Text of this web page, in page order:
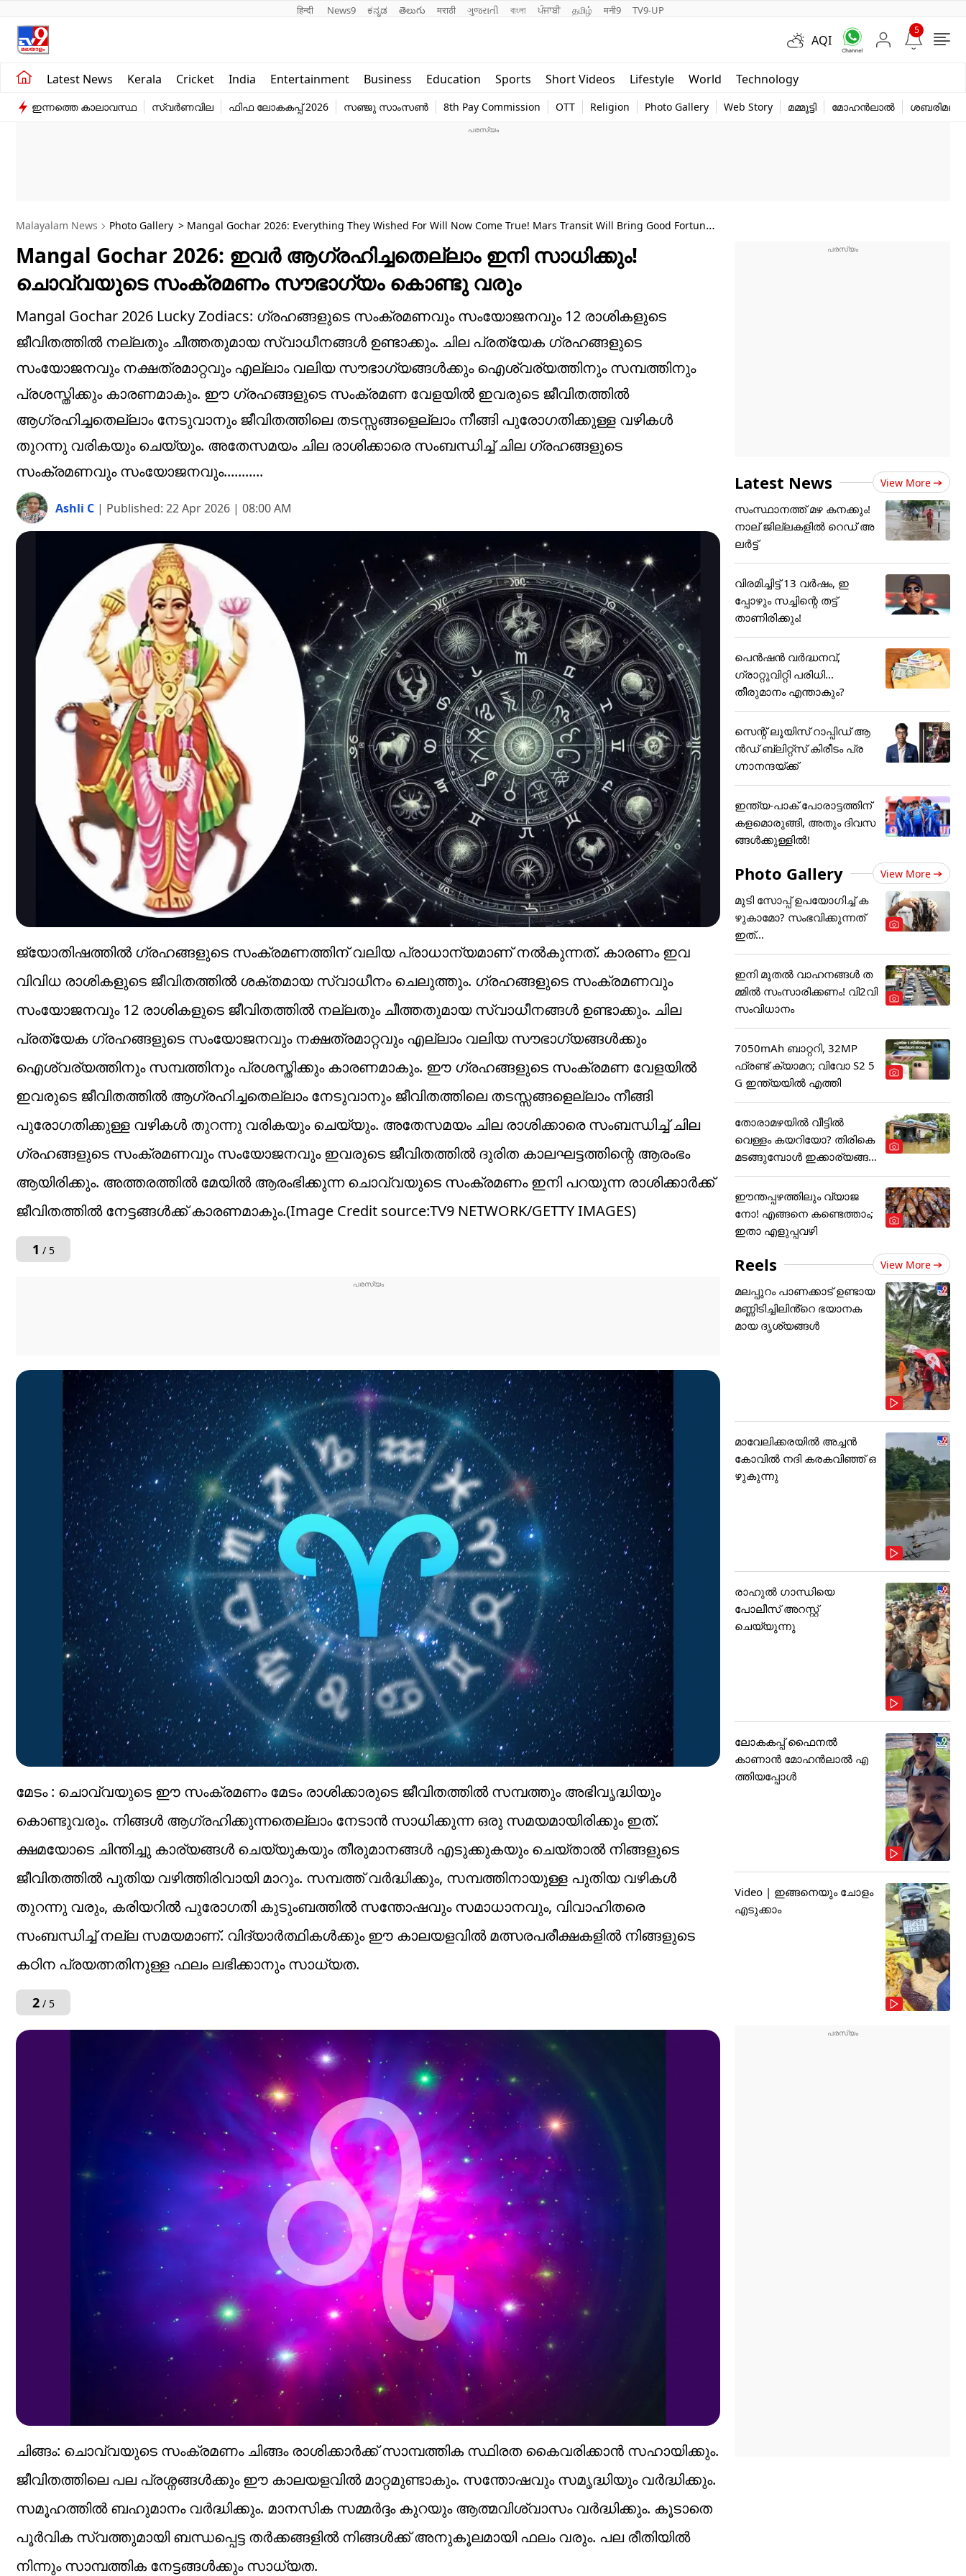
हिन्दी News9 ಕನ್ನಡ తెలుగు मराठी ગુજરાતી বাংলা ਪੰਜਾਬੀ தமிழ் मनी9 TV9-UP
AQI
5
Latest News Kerala Cricket India Entertainment Business Education Sports Short Videos Lifestyle World Technology
Kerala
India
Education
world
Web Story
ഇന്നത്തെ കാലാവസ്ഥ സ്വർണവില ഫിഫ ലോകകപ്പ് 2026 സഞ്ജു സാംസൺ 8th Pay Commission OTT Religion Photo Gallery Web Story മമ്മൂട്ടി മോഹൻലാൽ ശബരിമല
Malayalam News Photo Gallery > Mangal Gochar 2026: Everything They Wished For Will Now Come True! Mars Transit Will Bring Good Fortune
To These Zodiacs
Mangal Gochar 2026: ഇവർ ആ​ഗ്രഹിച്ചതെല്ലാം ഇനി സാധിക്കും!
ചൊവ്വയുടെ സംക്രമണം സൗഭാ​ഗ്യം കൊണ്ടു വരും
Mangal Gochar 2026 Lucky Zodiacs: ഗ്രഹങ്ങളുടെ സംക്രമണവും സംയോജനവും 12 രാശികളുടെ
ജീവിതത്തിൽ നല്ലതും ചീത്തതുമായ സ്വാധീനങ്ങൾ ഉണ്ടാക്കും. ചില പ്രത്യേക ഗ്രഹങ്ങളുടെ
സംയോജനവും നക്ഷത്രമാറ്റവും എല്ലാം വലിയ സൗഭാഗ്യങ്ങൾക്കും ഐശ്വര്യത്തിനും സമ്പത്തിനും
പ്രശസ്തിക്കും കാരണമാകും. ഈ ഗ്രഹങ്ങളുടെ സംക്രമണ വേളയിൽ ഇവരുടെ ജീവിതത്തിൽ
ആഗ്രഹിച്ചതെല്ലാം നേടുവാനും ജീവിതത്തിലെ തടസ്സങ്ങളെല്ലാം നീങ്ങി പുരോഗതിക്കുള്ള വഴികൾ
തുറന്നു വരികയും ചെയ്യും. അതേസമയം ചില രാശിക്കാരെ സംബന്ധിച്ച് ചില ഗ്രഹങ്ങളുടെ
സംക്രമണവും സംയോജനവും...........
Ashli C | Published: 22 Apr 2026 | 08:00 AM
ജ്യോതിഷത്തിൽ ഗ്രഹങ്ങളുടെ സംക്രമണത്തിന് വലിയ പ്രാധാന്യമാണ് നൽകുന്നത്. കാരണം ഇവ
വിവിധ രാശികളുടെ ജീവിതത്തിൽ ശക്തമായ സ്വാധീനം ചെലുത്തും. ഗ്രഹങ്ങളുടെ സംക്രമണവും
സംയോജനവും 12 രാശികളുടെ ജീവിതത്തിൽ നല്ലതും ചീത്തതുമായ സ്വാധീനങ്ങൾ ഉണ്ടാക്കും. ചില
പ്രത്യേക ഗ്രഹങ്ങളുടെ സംയോജനവും നക്ഷത്രമാറ്റവും എല്ലാം വലിയ സൗഭാഗ്യങ്ങൾക്കും
ഐശ്വര്യത്തിനും സമ്പത്തിനും പ്രശസ്തിക്കും കാരണമാകും. ഈ ഗ്രഹങ്ങളുടെ സംക്രമണ വേളയിൽ
ഇവരുടെ ജീവിതത്തിൽ ആഗ്രഹിച്ചതെല്ലാം നേടുവാനും ജീവിതത്തിലെ തടസ്സങ്ങളെല്ലാം നീങ്ങി
പുരോഗതിക്കുള്ള വഴികൾ തുറന്നു വരികയും ചെയ്യും. അതേസമയം ചില രാശിക്കാരെ സംബന്ധിച്ച് ചില
ഗ്രഹങ്ങളുടെ സംക്രമണവും സംയോജനവും ഇവരുടെ ജീവിതത്തിൽ ദുരിത കാലഘട്ടത്തിന്റെ ആരംഭം
ആയിരിക്കും. അത്തരത്തിൽ മേയിൽ ആരംഭിക്കുന്ന ചൊവ്വയുടെ സംക്രമണം ഇനി പറയുന്ന രാശിക്കാർക്ക്
ജീവിതത്തിൽ നേട്ടങ്ങൾക്ക് കാരണമാകും.(Image Credit source:TV9 NETWORK/GETTY IMAGES)
1 / 5
മേടം : ചൊവ്വയുടെ ഈ സംക്രമണം മേടം രാശിക്കാരുടെ ജീവിതത്തിൽ സമ്പത്തും അഭിവൃദ്ധിയും
കൊണ്ടുവരും. നിങ്ങൾ ആഗ്രഹിക്കുന്നതെല്ലാം നേടാൻ സാധിക്കുന്ന ഒരു സമയമായിരിക്കും ഇത്.
ക്ഷമയോടെ ചിന്തിച്ചു കാര്യങ്ങൾ ചെയ്യുകയും തീരുമാനങ്ങൾ എടുക്കുകയും ചെയ്താൽ നിങ്ങളുടെ
ജീവിതത്തിൽ പുതിയ വഴിത്തിരിവായി മാറും. സമ്പത്ത് വർദ്ധിക്കും, സമ്പത്തിനായുള്ള പുതിയ വഴികൾ
തുറന്നു വരും, കരിയറിൽ പുരോഗതി കുടുംബത്തിൽ സന്തോഷവും സമാധാനവും, വിവാഹിതരെ
സംബന്ധിച്ച് നല്ല സമയമാണ്. വിദ്യാർത്ഥികൾക്കും ഈ കാലയളവിൽ മത്സരപരീക്ഷകളിൽ നിങ്ങളുടെ
കഠിന പ്രയത്നതിനുള്ള ഫലം ലഭിക്കാനും സാധ്യത.
2/ 5
ചിങ്ങം: ചൊവ്വയുടെ സംക്രമണം ചിങ്ങം രാശിക്കാർക്ക് സാമ്പത്തിക സ്ഥിരത കൈവരിക്കാൻ സഹായിക്കും.
ജീവിതത്തിലെ പല പ്രശ്നങ്ങൾക്കും ഈ കാലയളവിൽ മാറ്റമുണ്ടാകും. സന്തോഷവും സമൃദ്ധിയും വർദ്ധിക്കും.
സമൂഹത്തിൽ ബഹുമാനം വർദ്ധിക്കും. മാനസിക സമ്മർദ്ദം കുറയും ആത്മവിശ്വാസം വർദ്ധിക്കും. കൂടാതെ
പൂർവിക സ്വത്തുമായി ബന്ധപ്പെട്ട തർക്കങ്ങളിൽ നിങ്ങൾക്ക് അനുകൂലമായി ഫലം വരും. പല രീതിയിൽ
നിന്നും സാമ്പത്തിക നേട്ടങ്ങൾക്കും സാധ്യത.
Latest News View More
സംസ്ഥാനത്ത് മഴ കനക്കും!
നാല് ജില്ലകളിൽ റെഡ് അ
ലർട്ട്
വിരമിച്ചിട്ട് 13 വര്‍ഷം, ഇ
പ്പോഴും സച്ചിന്റെ തട്ട്
താണിരിക്കും!
പെൻഷൻ വർദ്ധനവ്,
ഗ്രാറ്റുവിറ്റി പരിധി...
തീരുമാനം എന്താകും?
സെന്റ് ലൂയിസ് റാപ്പിഡ് ആ
ൻഡ് ബ്ലിറ്റ്സ് കിരീടം പ്ര
ഗ്നാനന്ദയ്ക്ക്
ഇന്ത്യ-പാക് പോരാട്ടത്തിന്
കളമൊരുങ്ങി, അതും ദിവസ
ങ്ങള്‍ക്കുള്ളില്‍!
Photo Gallery View More
മുടി സോപ്പ് ഉപയോഗിച്ച് ക
ഴുകാമോ? സംഭവിക്കുന്നത്
ഇത്...
ഇനി മുതൽ വാഹനങ്ങൾ ത
മ്മിൽ സംസാരിക്കണം! വി2വി
സംവിധാനം
7050mAh ബാറ്ററി, 32MP
ഫ്രണ്ട് ക്യാമറ; വിവോ S2 5
G ഇന്ത്യയിൽ എത്തി
തോരാമഴയിൽ വീട്ടിൽ
വെള്ളം കയറിയോ? തിരികെ
മടങ്ങുമ്പോൾ ഇക്കാര്യങ്ങ
ൾ
ഈന്തപ്പഴത്തിലും വ്യാജ
നോ! എങ്ങനെ കണ്ടെത്താം;
ഇതാ എളുപ്പവഴി
Reels View More
മലപ്പുറം പാണക്കാട് ഉണ്ടായ
മണ്ണിടിച്ചിലിൻ്റെ ഭയാനക
മായ ദൃശ്യങ്ങൾ
മാവേലിക്കരയിൽ അച്ചൻ
കോവിൽ നദി കരകവിഞ്ഞ് ഒ
ഴുകുന്നു
രാഹുൽ ഗാന്ധിയെ
പോലീസ് അറസ്റ്റ്
ചെയ്യുന്നു
ലോകകപ്പ് ഫൈനൽ
കാണാൻ മോഹൻലാൽ എ
ത്തിയപ്പോൾ
Video | ഇങ്ങനെയും ചോളം
എടുക്കാം